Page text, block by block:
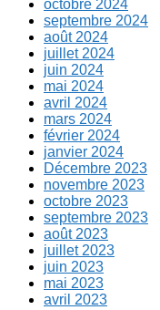
octobre 2024
septembre 2024
août 2024
juillet 2024
juin 2024
mai 2024
avril 2024
mars 2024
février 2024
janvier 2024
Décembre 2023
novembre 2023
octobre 2023
septembre 2023
août 2023
juillet 2023
juin 2023
mai 2023
avril 2023